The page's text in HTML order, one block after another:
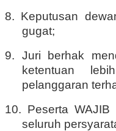
8. Keputusan
gugat;
9. Juri berhak
ketentuan
pelanggaran
10. Peserta WAJIB
seluruh